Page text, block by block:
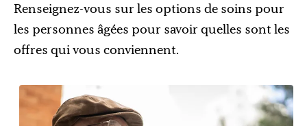
Renseignez-vous sur les options de soins pour
les personnes âgées pour savoir quelles sont les
offres qui vous conviennent.